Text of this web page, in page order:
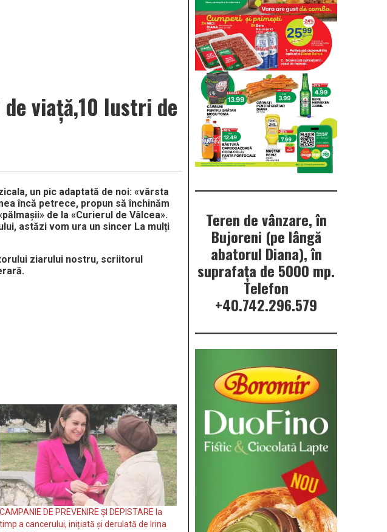
viață,10 lustri de
un pic adaptată de noi: «vârsta
încă petrece, propun să închinăm
de la «Curierul de Vâlcea».
astăzi vom ura un sincer La mulți
ziarului nostru, scriitorul
CAMPANIE DE PREVENIRE ȘI DEPISTARE la
timp a cancerului, inițiată și derulată de Irina
Teren de vânzare, în
Bujoreni (pe lângă
abatorul Diana), în
suprafața de 5000 mp.
Telefon
+40.742.296.579